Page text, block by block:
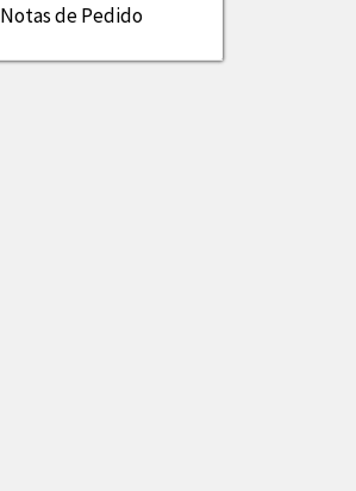
Notas de Pedido